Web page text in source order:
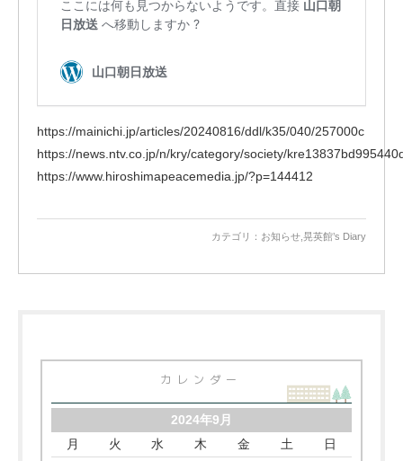
https://mainichi.jp/articles/20240816/ddl/k35/040/257000c
https://news.ntv.co.jp/n/kry/category/society/
https://www.hiroshimapeacemedia.jp/?p=144412
カテゴリ： お知らせ 晃英館’s Diary
カレンダー
2024年9月
月
火 水 木 金 土 日